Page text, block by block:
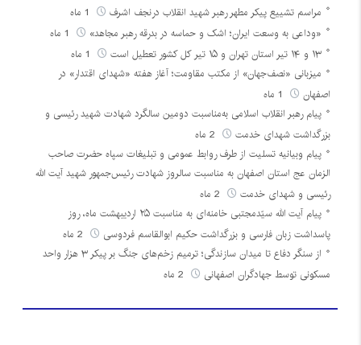
مراسم تشییع پیکر مطهر رهبر شهید انقلاب درنجف اشرف
«وداعی به وسعت ایران؛ اشک و حماسه در بدرقه رهبر مجاهد»
۱۳ و ۱۴ تیر استان تهران و ۱۵ تیر کل کشور تعطیل است
میزبانی «نصف‌جهان» از مکتب مقاومت؛ آغاز هفته «شهدای اقتدار» در
اصفهان
پیام رهبر انقلاب اسلامی به‌مناسبت دومین سالگرد شهادت شهید رئیسی و
بزرگداشت شهدای خدمت
پیام وبیانیه تسلیت از طرف روابط عمومی و تبلیغات سپاه حضرت صاحب
الزمان عج استان اصفهان به مناسبت سالروز شهادت رئیس‌جمهور شهید آیت الله
رئیسی و شهدای خدمت
پیام آیت الله سیّدمجتبی خامنه‌ای به مناسبت ۲۵ اردیبهشت ماه، روز
پاسداشت زبان فارسی و بزرگداشت حکیم ابوالقاسم فردوسی
از سنگر دفاع تا میدان سازندگی؛ ترمیم زخم‌های جنگ بر پیکر ۳ هزار واحد
مسکونی توسط جهادگران اصفهانی